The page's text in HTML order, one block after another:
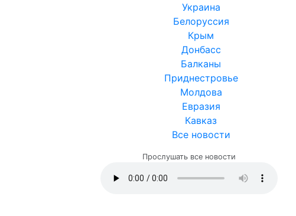
Украина
Белоруссия
Крым
Донбасс
Балканы
Приднестровье
Молдова
Евразия
Кавказ
Все новости
Прослушать все новости